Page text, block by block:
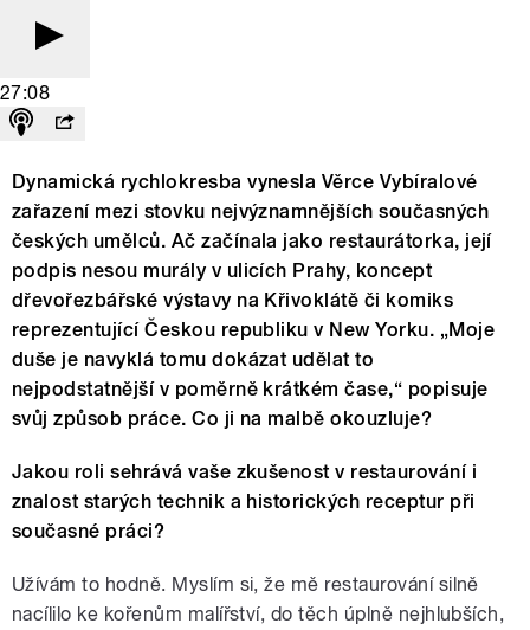
27:08
Dynamická rychlokresba vynesla Věrce Vybíralové
zařazení mezi stovku nejvýznamnějších současných
českých umělců. Ač začínala jako restaurátorka, její
podpis nesou murály v ulicích Prahy, koncept
dřevořezbářské výstavy na Křivoklátě či komiks
reprezentující Českou republiku v New Yorku. „Moje
duše je navyklá tomu dokázat udělat to
nejpodstatnější v poměrně krátkém čase,“ popisuje
svůj způsob práce. Co ji na malbě okouzluje?
Jakou roli sehrává vaše zkušenost v restaurování i
znalost starých technik a historických receptur při
současné práci?
Užívám to hodně. Myslím si, že mě restaurování silně
nacílilo ke kořenům malířství, do těch úplně nejhlubších,